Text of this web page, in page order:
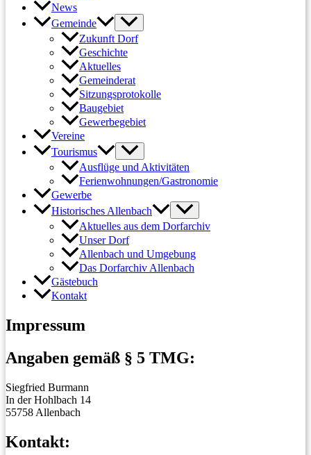
News
Gemeinde
Zukunft Dorf
Geschichte
Aktuelles
Gemeinderat
Sitzungsprotokolle
Baugebiet
Gewerbegebiet
Vereine
Tourismus
Ausflüge und Aktivitäten
Ferienwohnungen/Gastronomie
Gewerbe
Historisches Allenbach
Aktuelles aus dem Dorfarchiv
Unser Dorf
Allenbach und Umgebung
Das Dorfarchiv Allenbach
Gästebuch
Kontakt
Impressum
Angaben gemäß § 5 TMG:
Siegfried Burmann
In der Hohlbach 14
55758 Allenbach
Kontakt: